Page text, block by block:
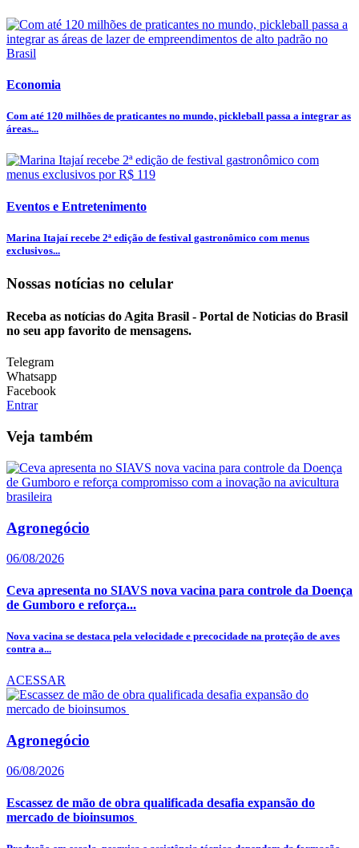
Economia
Com até 120 milhões de praticantes no mundo, pickleball passa a integrar as
áreas...
Eventos e Entretenimento
Marina Itajaí recebe 2ª edição de festival gastronômico com menus
exclusivos...
Nossas notícias no celular
Receba as notícias do Agita Brasil - Portal de Noticias do Brasil
no seu app favorito de mensagens.
Telegram
Whatsapp
Facebook
Entrar
Veja também
Agronegócio
06/08/2026
Ceva apresenta no SIAVS nova vacina para controle da Doença
de Gumboro e reforça...
Nova vacina se destaca pela velocidade e precocidade na proteção de aves
contra a...
ACESSAR
Agronegócio
06/08/2026
Escassez de mão de obra qualificada desafia expansão do
mercado de bioinsumos